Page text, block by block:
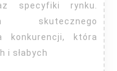
specyfiki rynku.
skutecznego
konkurencji, która
i słabych